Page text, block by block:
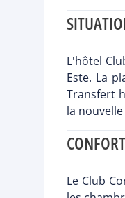
L'hôtel
Este. La
Transfert
la
CONFORT
Le Club